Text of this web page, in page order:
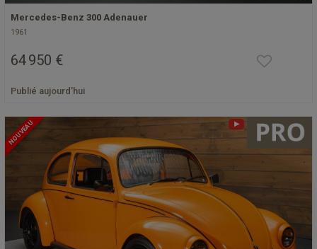
Mercedes-Benz 300 Adenauer
1961
64 950 €
Publié aujourd'hui
NOUVEAU